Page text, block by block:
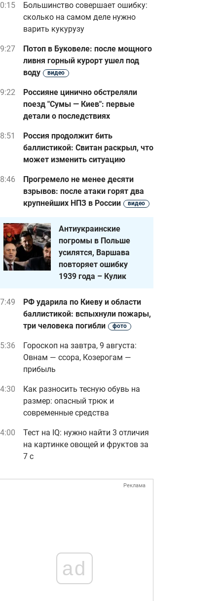
Большинство совершает ошибку:
сколько на самом деле нужно
варить кукурузу
Потоп в Буковеле: после мощного
ливня горный курорт ушел под
воду
видео
Россияне цинично обстреляли
поезд "Сумы — Киев": первые
детали о последствиях
Россия продолжит бить
баллистикой: Свитан раскрыл, что
может изменить ситуацию
Прогремело не менее десяти
взрывов: после атаки горят два
крупнейших НПЗ в России
видео
Антиукраинские
погромы в Польше
усилятся, Варшава
повторяет ошибку
1939 года – Кулик
РФ ударила по Киеву и области
баллистикой: вспыхнули пожары,
три человека погибли
фото
Гороскоп на завтра, 9 августа:
Овнам — ссора, Козерогам —
прибыль
Как разносить тесную обувь на
размер: опасный трюк и
современные средства
Тест на IQ: нужно найти 3 отличия
на картинке овощей и фруктов за
7 с
Реклама
ad